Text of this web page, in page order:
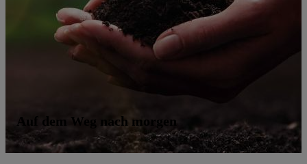
Auf dem Weg nach morgen